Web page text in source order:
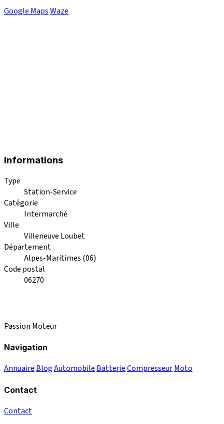
Google MapsWaze
Informations
Type
Station-Service
Catégorie
Intermarché
Ville
Villeneuve Loubet
Département
Alpes-Maritimes (06)
Code postal
06270
Passion Moteur
Navigation
Annuaire BlogAutomobile BatterieCompresseurMoto
Contact
Contact